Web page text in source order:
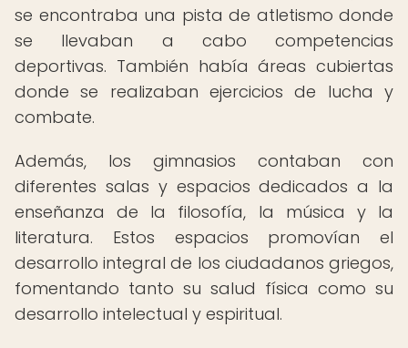
se encontraba una pista de atletismo donde
se llevaban a cabo competencias
deportivas. También había áreas cubiertas
donde se realizaban ejercicios de lucha y
combate.
Además, los gimnasios contaban con
diferentes salas y espacios dedicados a la
enseñanza de la filosofía, la música y la
literatura. Estos espacios promovían el
desarrollo integral de los ciudadanos griegos,
fomentando tanto su salud física como su
desarrollo intelectual y espiritual.